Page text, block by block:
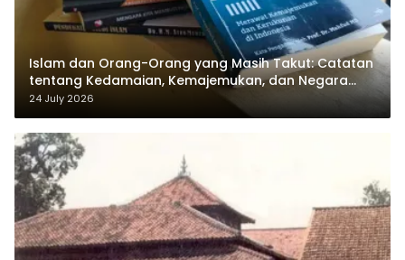
Islam dan Orang-Orang yang Masih Takut: Catatan
tentang Kedamaian, Kemajemukan, dan Negara
dalam Pemikiran Masykuri Abdillah
24 July 2026